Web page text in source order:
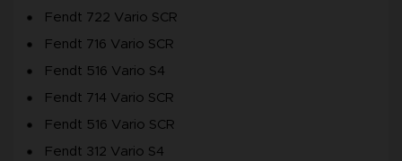
Fendt 722 Vario SCR
Fendt 716 Vario SCR
Fendt 516 Vario S4
Fendt 714 Vario SCR
Fendt 516 Vario SCR
Fendt 312 Vario S4